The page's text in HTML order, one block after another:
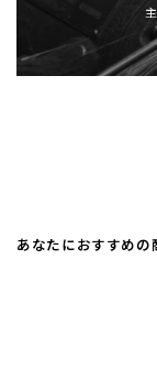
あなたにおすすめの